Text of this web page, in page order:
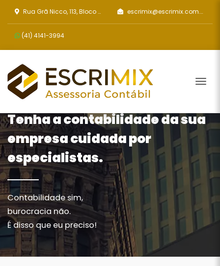
Rua Grã Nicco, 113, Bloco 2 - Sala 202 escrimix@escrimix.com.br
(41) 4141-3994
Tenha a contabilidade da sua
empresa cuidada por
especialistas.
Contabilidade sim,
burocracia não.
É disso que eu preciso!